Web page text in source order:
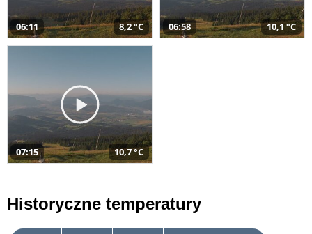
06:11 8,2 °C 06:58 10,1 °C
07:15 10,7 °C
Historyczne temperatury